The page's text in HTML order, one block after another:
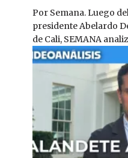
Por Semana. Luego
presidente Abelardo
de Cali, SEMANA